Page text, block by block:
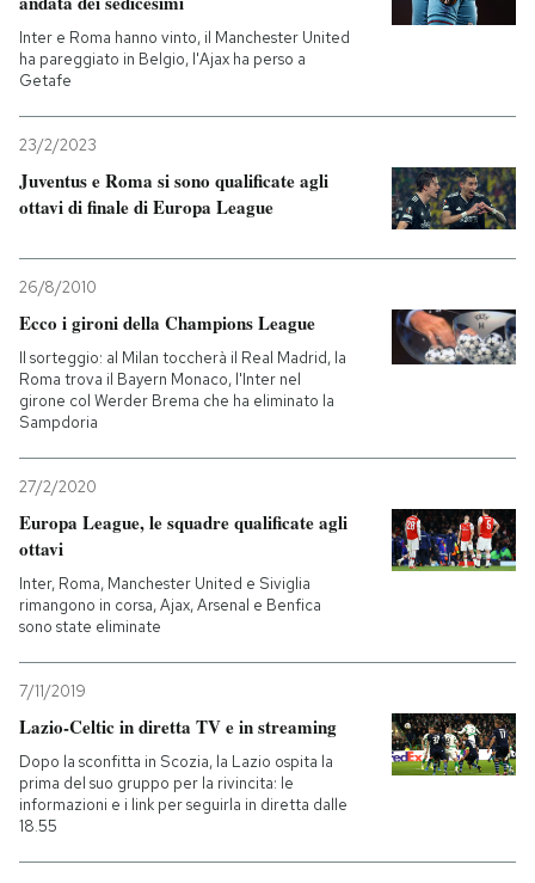
Inter e Roma hanno vinto, il Manchester United
ha pareggiato in Belgio, l'Ajax ha perso a
Getafe
23/2/2023
Juventus e Roma si sono qualificate agli
ottavi di finale di Europa League
26/8/2010
Ecco i gironi della Champions League
Il sorteggio: al Milan toccherà il Real Madrid, la
Roma trova il Bayern Monaco, l'Inter nel
girone col Werder Brema che ha eliminato la
Sampdoria
27/2/2020
Europa League, le squadre qualificate agli
ottavi
Inter, Roma, Manchester United e Siviglia
rimangono in corsa, Ajax, Arsenal e Benfica
sono state eliminate
7/11/2019
Lazio-Celtic in diretta TV e in streaming
Dopo la sconfitta in Scozia, la Lazio ospita la
prima del suo gruppo per la rivincita: le
informazioni e i link per seguirla in diretta dalle
18.55